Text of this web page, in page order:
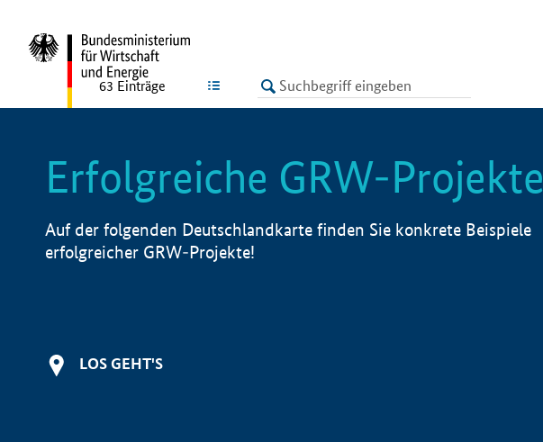
LISTE
63 Einträge
Erfolgreiche GRW-Projekte
Auf der folgenden Deutschlandkarte finden Sie konkrete Beispiele
erfolgreicher GRW-Projekte!
LOS GEHT'S